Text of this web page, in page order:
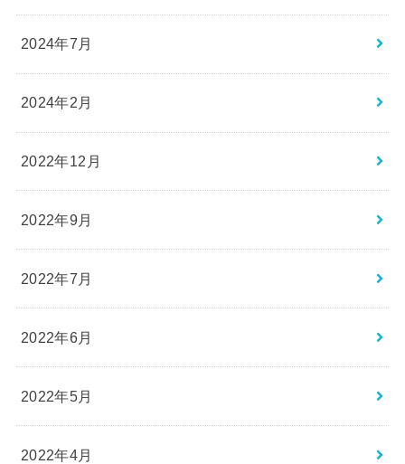
2024年7月
2024年2月
2022年12月
2022年9月
2022年7月
2022年6月
2022年5月
2022年4月